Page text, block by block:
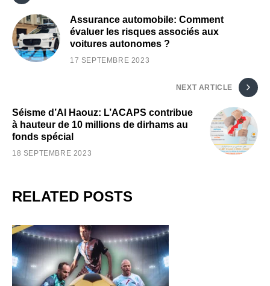
Assurance automobile: Comment
évaluer les risques associés aux
voitures autonomes ?
17 SEPTEMBRE 2023
NEXT ARTICLE
Séisme d’Al Haouz: L’ACAPS contribue
à hauteur de 10 millions de dirhams au
fonds spécial
18 SEPTEMBRE 2023
RELATED POSTS